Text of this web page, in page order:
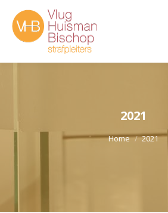
2021
Home 2021